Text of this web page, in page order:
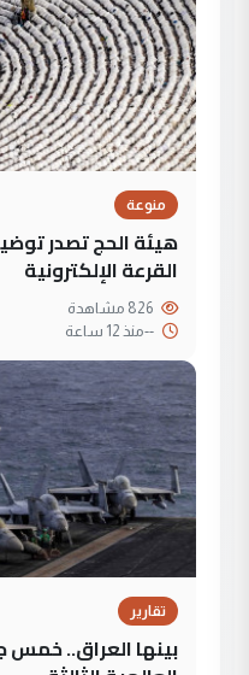
منوعة
هيئة الحج تصدر
القرعة الإلكترونية
--منذ 12 ساعة
تقارير
بينها العراق.. خمس